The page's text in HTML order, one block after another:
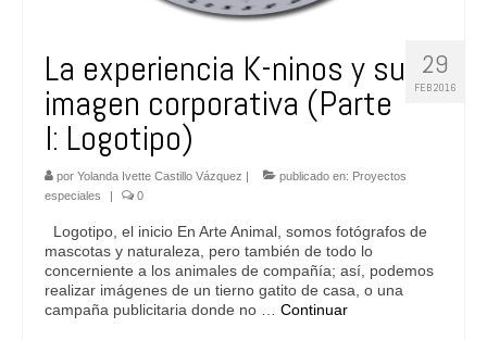
29
FEB 2016
La experiencia K-ninos y su
imagen corporativa (Parte
I: Logotipo)
por Yolanda Ivette Castillo Vázquez | publicado en: Proyectos
especiales
| 0
Logotipo, el inicio En Arte Animal, somos fotógrafos de
mascotas y naturaleza, pero también de todo lo
concerniente a los animales de compañía; así, podemos
realizar imágenes de un tierno gatito de casa, o una
campaña publicitaria donde no … Continuar